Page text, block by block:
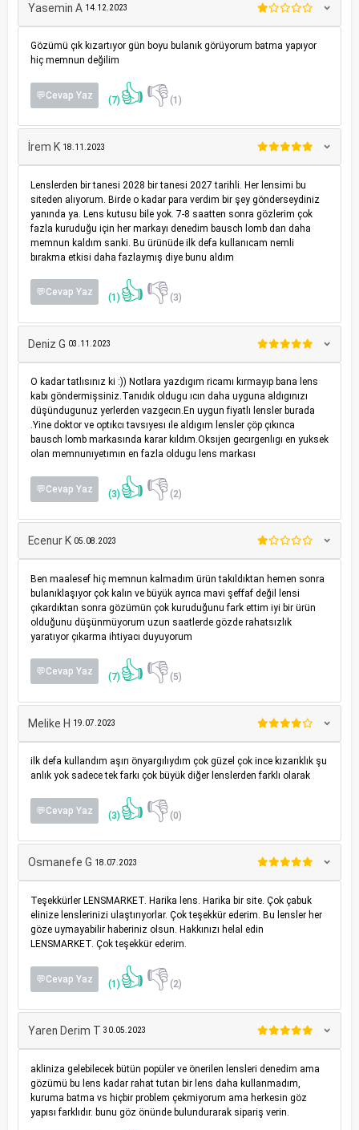
Yasemin A 14.12.2023
Gözümü çık kızartıyor gün boyu bulanık görüyorum batma yapıyor
hiç memnun değilim
💬Cevap Yaz (7) 👍👎(1)
İrem K 18.11.2023
Lenslerden bir tanesi 2028 bir tanesi 2027 tarihli. Her lensimi bu
siteden alıyorum. Birde o kadar para verdim bir şey gönderseydiniz
yanında ya. Lens kutusu bile yok. 7-8 saatten sonra gözlerim çok
fazla kuruduğu için her markayı denedim bausch lomb dan daha
memnun kaldım sanki. Bu ürünüde ilk defa kullanıcam nemli
bırakma etkisi daha fazlaymış diye bunu aldım
💬Cevap Yaz (1) 👍👎(3)
Deniz G 03.11.2023
O kadar tatlısınız ki :)) Notlara yazdıgım ricamı kırmayıp bana lens
kabı göndermişsiniz.Tanıdık oldugu ıcın daha uyguna aldıgınızı
düşündugunuz yerlerden vazgecın.En uygun fiyatlı lensler burada
.Yine doktor ve optıkcı tavsıyesı ıle aldıgım lensler çöp çıkınca
bausch lomb markasında karar kıldım.Oksıjen gecırgenlıgı en yuksek
olan memnunıyetımın en fazla oldugu lens markası
💬Cevap Yaz (3) 👍👎(2)
Ecenur K 05.08.2023
Ben maalesef hiç memnun kalmadım ürün takıldıktan hemen sonra
bulanıklaşıyor çok kalın ve büyük ayrıca mavi şeffaf değil lensi
çıkardıktan sonra gözümün çok kuruduğunu fark ettim iyi bir ürün
olduğunu düşünmüyorum uzun saatlerde gözde rahatsızlık
yaratıyor çıkarma ihtiyacı duyuyorum
💬Cevap Yaz (7) 👍👎(5)
Melike H 19.07.2023
ilk defa kullandım aşırı önyargılıydım çok güzel çok ince kızarıklık şu
anlık yok sadece tek farkı çok büyük diğer lenslerden farklı olarak
💬Cevap Yaz (3) 👍👎(0)
Osmanefe G 18.07.2023
Teşekkürler LENSMARKET. Harika lens. Harika bir site. Çok çabuk
elinize lenslerinizi ulaştırıyorlar. Çok teşekkür ederim. Bu lensler her
göze uymayabilir haberiniz olsun. Hakkınızı helal edin
LENSMARKET. Çok teşekkür ederim.
💬Cevap Yaz (1) 👍👎(2)
Yaren Derim T 30.05.2023
akliniza gelebilecek bütün popüler ve önerilen lensleri denedim ama
gözümü bu lens kadar rahat tutan bir lens daha kullanmadım,
kuruma batma vs hiçbir problem çekmiyorum ama herkesin göz
yapısı farklıdır. bunu göz önünde bulundurarak sipariş verin.